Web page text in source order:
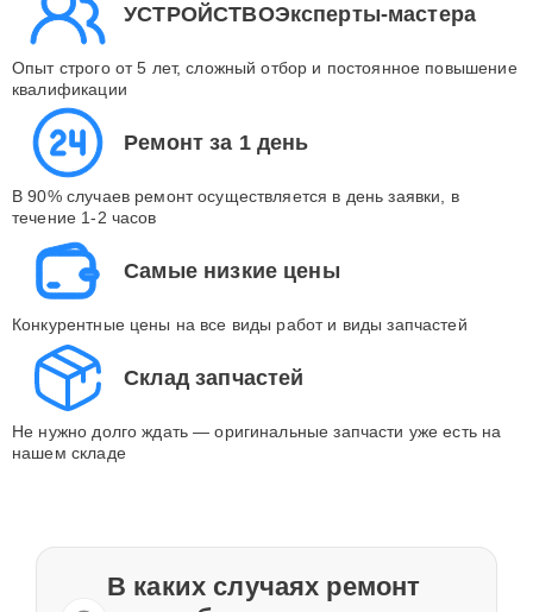
УСТРОЙСТВОЭксперты-мастера
Опыт строго от 5 лет, сложный отбор и постоянное повышение
квалификации
Ремонт за 1 день
В 90% случаев ремонт осуществляется в день заявки, в
течение 1-2 часов
Самые низкие цены
Конкурентные цены на все виды работ и виды запчастей
Склад запчастей
Не нужно долго ждать — оригинальные запчасти уже есть на
нашем складе
В каких случаях ремонт